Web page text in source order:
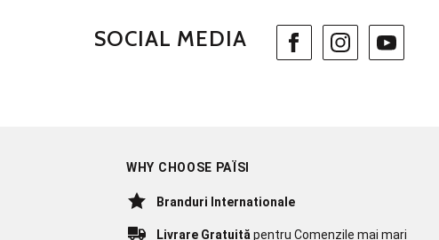
SOCIAL MEDIA
WHY CHOOSE PAÏSI
Branduri Internationale
Livrare Gratuită pentru Comenzile mai mari